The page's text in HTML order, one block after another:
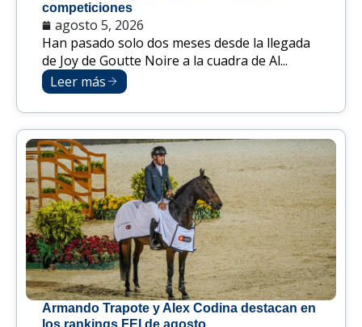
competiciones
agosto 5, 2026
Han pasado solo dos meses desde la llegada
de Joy de Goutte Noire a la cuadra de Al...
Leer más
Armando Trapote y Alex Codina destacan en